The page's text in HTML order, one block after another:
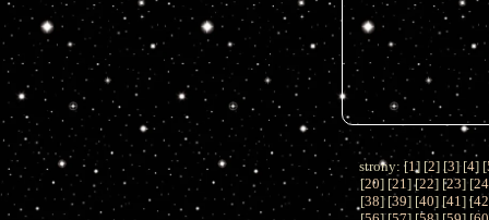
strony: [1] [2] [3] [4] [
[20] [21] [22] [23] [24
[38] [39] [40] [41] [42